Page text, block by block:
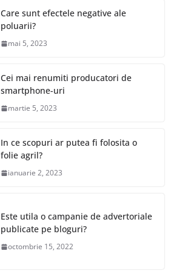
Care sunt efectele negative ale
poluarii?
mai 5, 2023
Cei mai renumiti producatori de
smartphone-uri
martie 5, 2023
In ce scopuri ar putea fi folosita o
folie agril?
ianuarie 2, 2023
Este utila o campanie de advertoriale
publicate pe bloguri?
octombrie 15, 2022